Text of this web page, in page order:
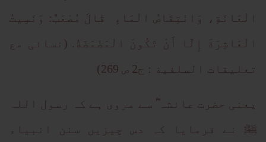
الْعَانَةِ، وَانْتِقَاصُ الْمَاءِ قَالَ مُصْعَبٌ: وَنَسِيتُ
الْعَاشِرَةَ إِلَّا أَنْ تَكُونَ الْمَضْمَضَةُ. (نسائی مع
تعلیقات السلفیة : ج2 ص 269)
یعنی حضرت عائشہ ؓ سے مروی ہے کہ رسول اللہ
ﷺ نے فرمایا کہ دس چیزیں سنن انبیاء